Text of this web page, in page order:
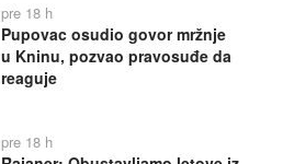
pre 18 h
Pupovac osudio govor mržnje
u Kninu, pozvao pravosuđe da
reaguje
pre 18 h